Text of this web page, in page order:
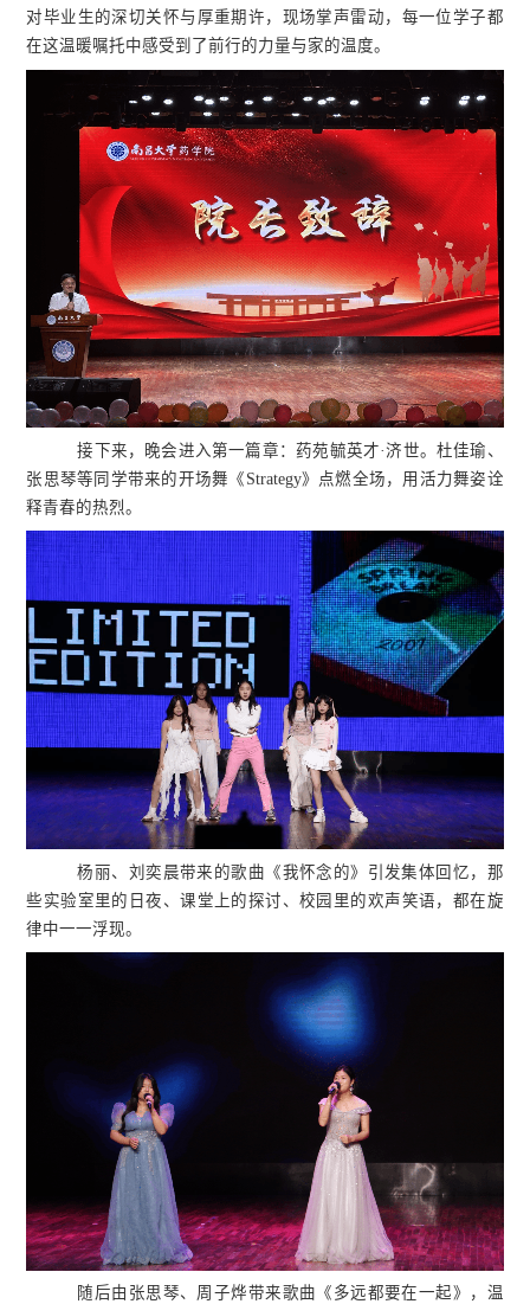
对毕业生的深切关怀与厚重期许，现场掌声雷动，每一位学子都
在这温暖嘱托中感受到了前行的力量与家的温度。
接下来，晚会进入第一篇章：药苑毓英才·济世。杜佳瑜、
张思琴等同学带来的开场舞《Strategy》点燃全场，用活力舞姿诠
释青春的热烈。
杨丽、刘奕晨带来的歌曲《我怀念的》引发集体回忆，那
些实验室里的日夜、课堂上的探讨、校园里的欢声笑语，都在旋
律中一一浮现。
随后由张思琴、周子烨带来歌曲《多远都要在一起》，温